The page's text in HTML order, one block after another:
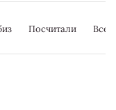
Посчитали